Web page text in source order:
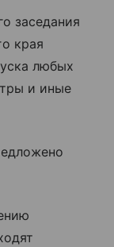
заседания
края
любых
и иные